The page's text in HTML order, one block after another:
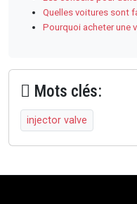
Quelles voitures sont
Pourquoi acheter une
Mots clés:
injector valve